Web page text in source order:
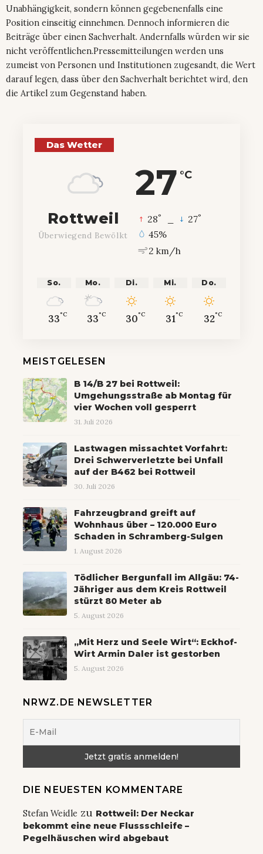
Unabhängigkeit, sondern können gegebenenfalls eine
Position einseitig einnehmen. Dennoch informieren die
Beiträge über einen Sachverhalt. Andernfalls würden wir sie
nicht veröffentlichen.Pressemitteilungen werden uns
zumeist von Personen und Institutionen zugesandt, die Wert
darauf legen, dass über den Sachverhalt berichtet wird, den
die Artikel zum Gegenstand haben.
Das Wetter
27 °C
Rottweil
Überwiegend Bewölkt
28° 27°
45%
2 km/h
So.
33°C
Mo.
33°C
Di.
30°C
Mi.
31°C
Do.
32°C
MEISTGELESEN
B 14/B 27 bei Rottweil:
Umgehungsstraße ab Montag für
vier Wochen voll gesperrt
31. Juli 2026
Lastwagen missachtet Vorfahrt:
Drei Schwerverletzte bei Unfall
auf der B462 bei Rottweil
30. Juli 2026
Fahrzeugbrand greift auf
Wohnhaus über – 120.000 Euro
Schaden in Schramberg-Sulgen
1. August 2026
Tödlicher Bergunfall im Allgäu: 74-
Jähriger aus dem Kreis Rottweil
stürzt 80 Meter ab
5. August 2026
„Mit Herz und Seele Wirt“: Eckhof-
Wirt Armin Daler ist gestorben
5. August 2026
NRWZ.DE NEWSLETTER
DIE NEUESTEN KOMMENTARE
Stefan Weidle zu Rottweil: Der Neckar
bekommt eine neue Flussschleife –
Pegelhäuschen wird abgebaut